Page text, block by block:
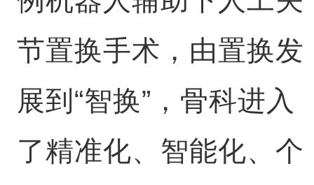
节置换手术，由置换发
展到“智换”，骨科进入
了精准化、智能化、个